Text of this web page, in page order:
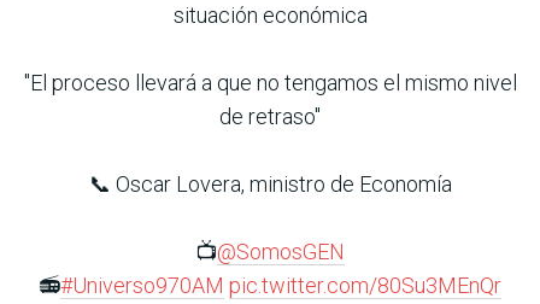
situación económica
"El proceso llevará a que no tengamos el mismo nivel
de retraso"
📞 Oscar Lovera, ministro de Economía
📺@SomosGEN
📻#Universo970AM pic.twitter.com/80Su3MEnQr